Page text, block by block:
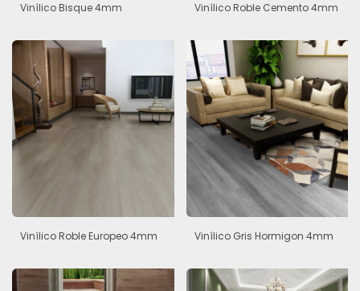
Vinílico Bisque 4mm Vinílico Roble Cemento 4mm
Vinílico Roble Europeo 4mm Vinílico Gris Hormigon 4mm